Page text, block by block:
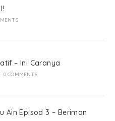
– Ini Caranya
0 COMMENTS
Ain Episod 3 – Beriman